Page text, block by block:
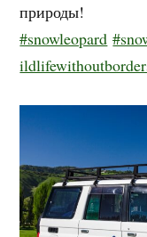
природы!
#snowleopard